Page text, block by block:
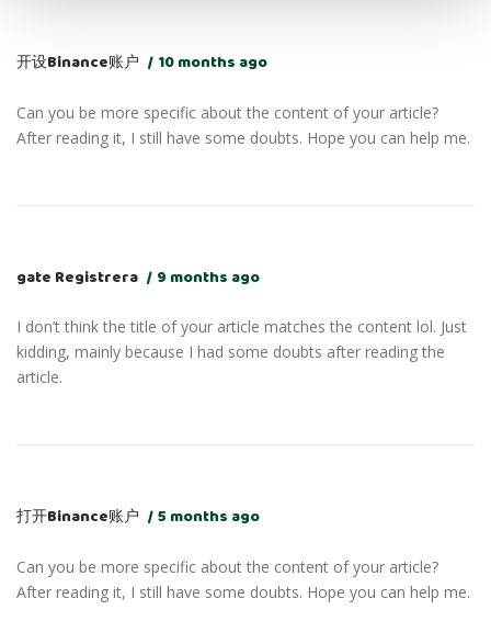
开设Binance账户 10 months ago
Can you be more specific about the content of your article?
After reading it, I still have some doubts. Hope you can help me.
gate Registrera 9 months ago
I don’t think the title of your article matches the content lol. Just
kidding, mainly because I had some doubts after reading the
article.
打开Binance账户 5 months ago
Can you be more specific about the content of your article?
After reading it, I still have some doubts. Hope you can help me.